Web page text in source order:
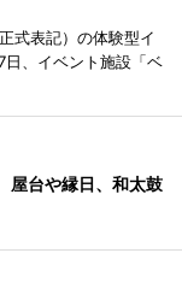
式表記）の体験型イ
、イベント施設「ベ
台や縁日、和太鼓